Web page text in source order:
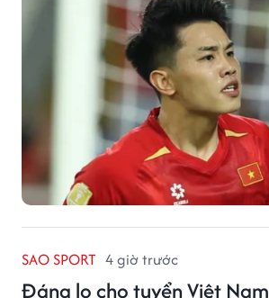
SAO SPORT 4 giờ trước
Đáng lo cho tuyển Việt Nam